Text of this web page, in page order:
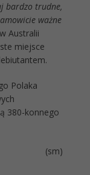
bardzo trudne,
ważne
Australii
miejsce
Polaka
380-konnego
(sm)